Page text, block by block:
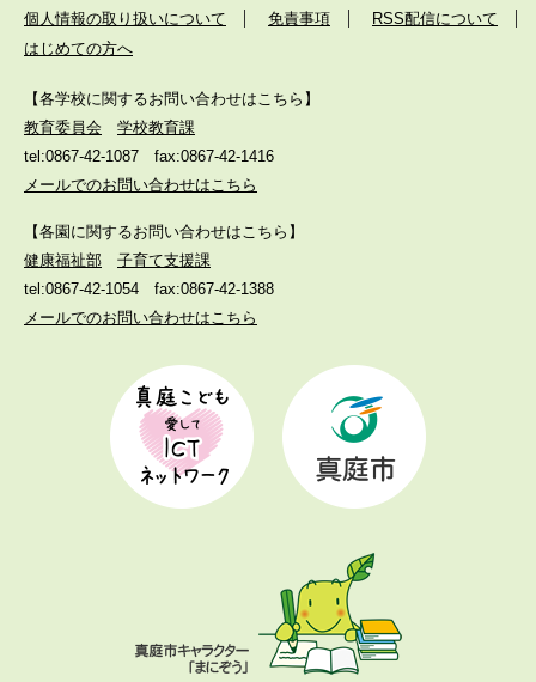
個人情報の取り扱いについて 免責事項
RSS配信について
はじめての方へ
【各学校に関するお問い合わせはこちら】
教育委員会
学校教育課
tel:0867-42-1087
fax:0867-42-1416
メールでのお問い合わせはこちら
【各園に関するお問い合わせはこちら】
健康福祉部
子育て支援課
tel:0867-42-1054
fax:0867-42-1388
メールでのお問い合わせはこちら